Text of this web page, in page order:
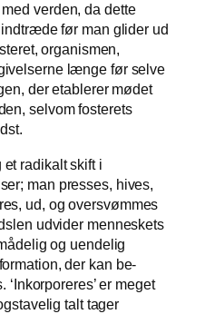
verden, da dette
før man glider ud
organismen,
længe før selve
der etablerer mødet
selvom fosterets
radikalt skift i
man presses, hives,
ud, og oversvømmes
udvider menneskets
og uendelig
der kan be-
er meget
talt tager